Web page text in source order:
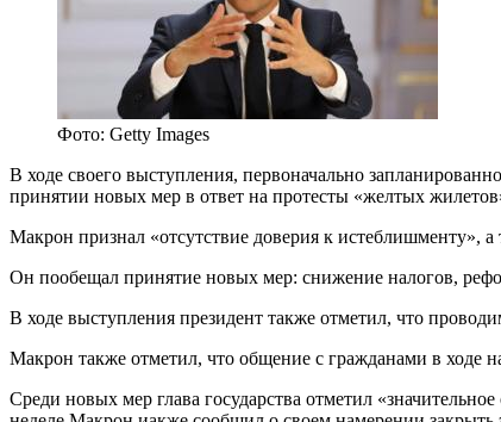
Фото: Getty Images
В ходе своего выступления, первоначально
принятии новых мер в ответ на протесты «желтых
Макрон признал «отсутствие доверия к истеблишменту»,
Он пообещал принятие новых мер: снижение налогов,
В ходе выступления президент также отметил, что
Макрон также отметил, что общение с гражданами в ходе
Среди новых мер глава государства отметил